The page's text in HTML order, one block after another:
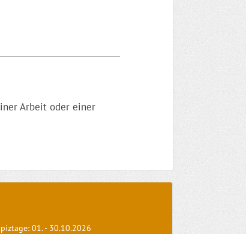
Arbeit oder einer
01. - 30.10.2026